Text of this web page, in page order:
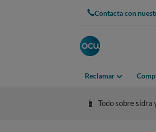
Contacta con
Reclamar
Todo sobre sidra